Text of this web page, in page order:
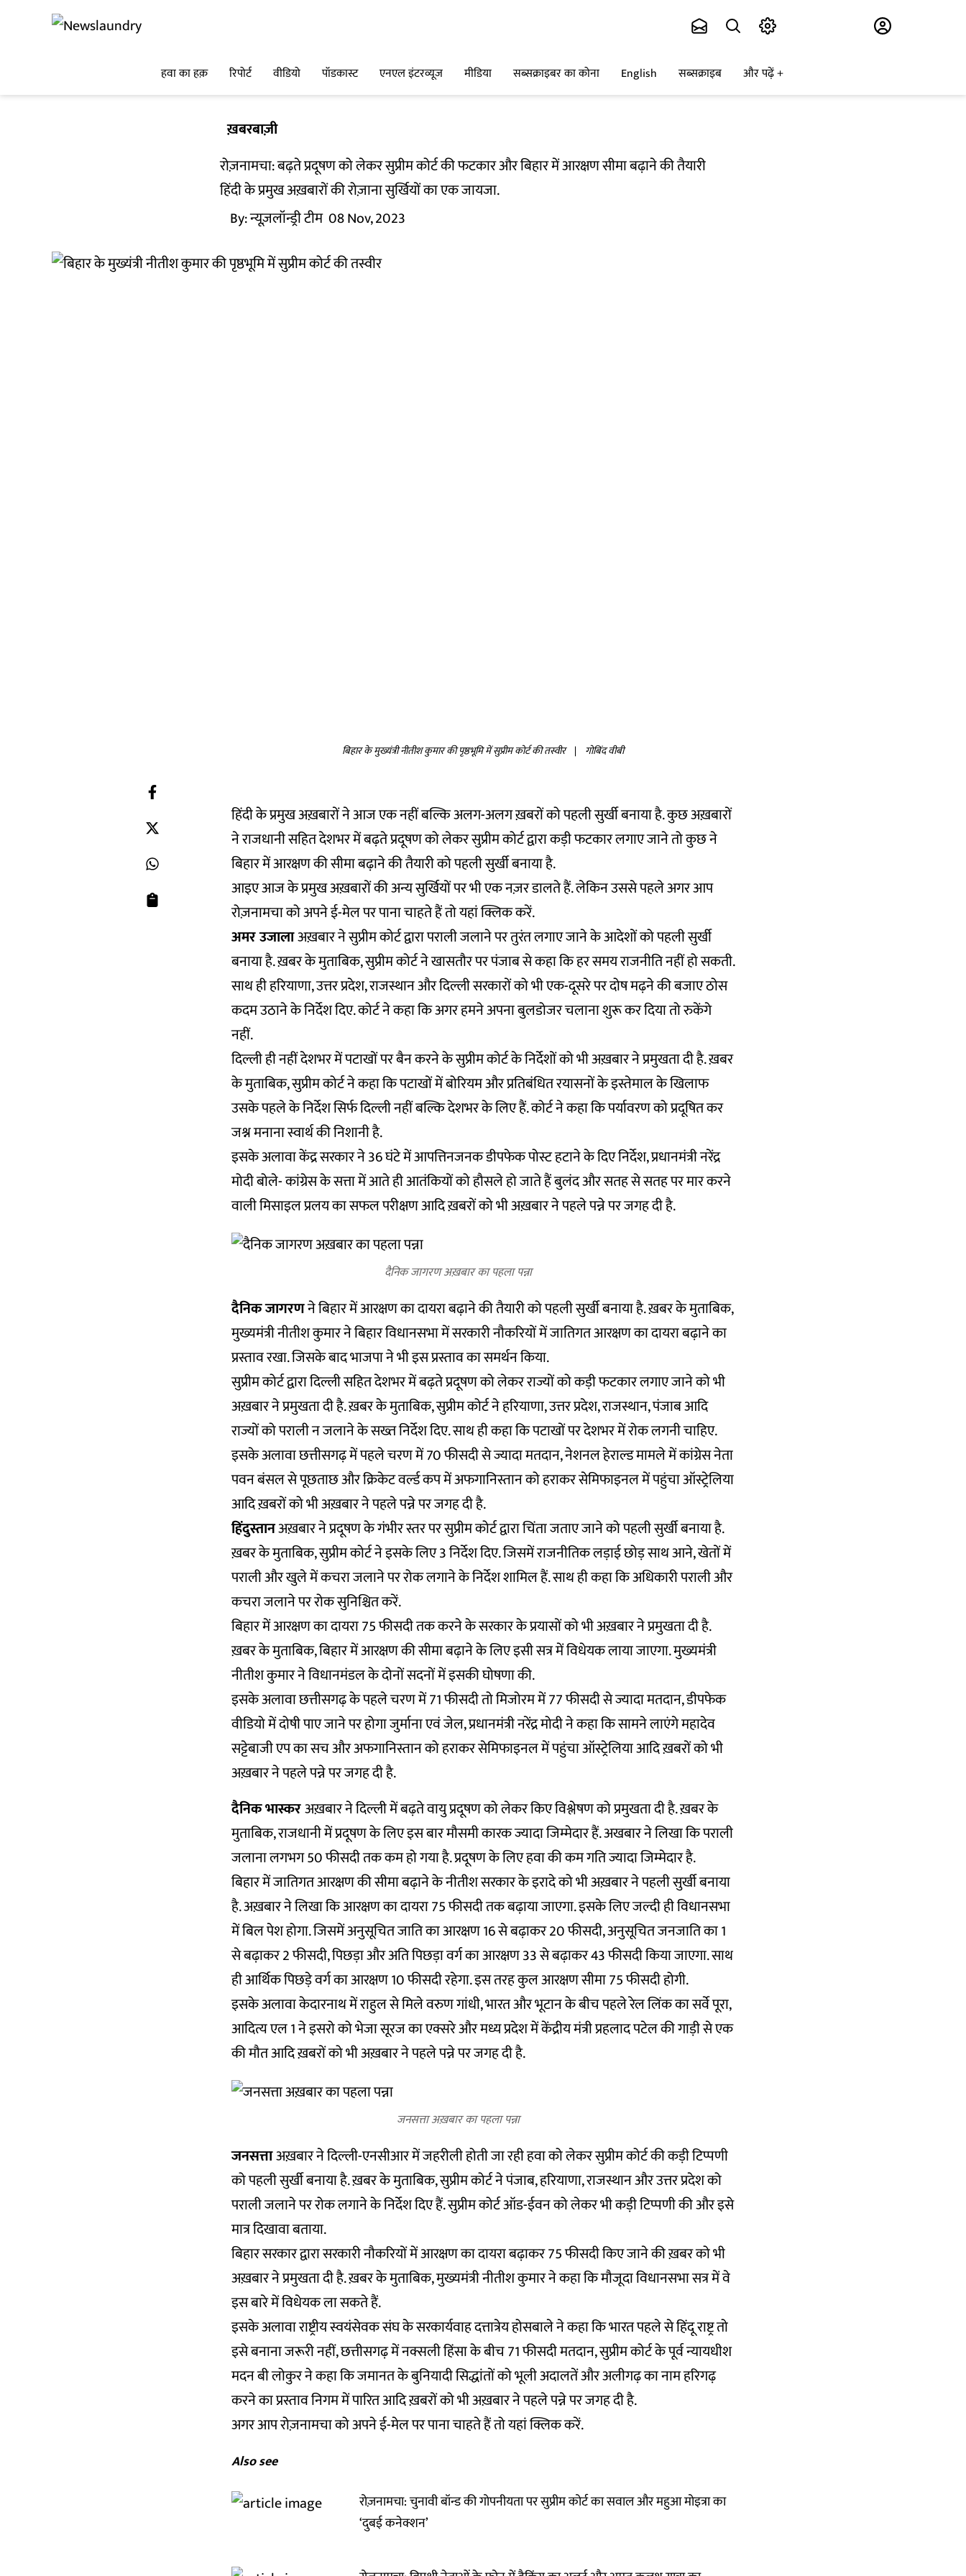
हवा का हक़ रिपोर्ट वीडियो पॉडकास्ट एनएल इंटरव्यूज मीडिया सब्सक्राइबर का कोना English सब्सक्राइब और पढ़ें
ख़बरबाज़ी
रोज़नामचा: बढ़ते प्रदूषण को लेकर सुप्रीम कोर्ट की फटकार और बिहार में आरक्षण सीमा बढ़ाने की तैयारी
हिंदी के प्रमुख अख़बारों की रोज़ाना सुर्खियों का एक जायजा.
By:न्यूज़लॉन्ड्री टीम 08 Nov, 2023
बिहार के मुख्यंत्री नीतीश कुमार की पृष्ठभूमि में सुप्रीम कोर्ट की तस्वीर | गोबिंद वीबी
हिंदी के प्रमुख अख़बारों ने आज एक नहीं बल्कि अलग-अलग ख़बरों को पहली सुर्खी बनाया है. कुछ अख़बारों
ने राजधानी सहित देशभर में बढ़ते प्रदूषण को लेकर सुप्रीम कोर्ट द्वारा कड़ी फटकार लगाए जाने तो कुछ ने
बिहार में आरक्षण की सीमा बढ़ाने की तैयारी को पहली सुर्खी बनाया है.
आइए आज के प्रमुख अख़बारों की अन्य सुर्खियों पर भी एक नज़र डालते हैं. लेकिन उससे पहले अगर आप
रोज़नामचा को अपने ई-मेल पर पाना चाहते हैं तोयहांक्लिक करें.
अमर उजालाअख़बार ने सुप्रीम कोर्ट द्वारा पराली जलाने पर तुरंत लगाए जाने के आदेशों को पहली सुर्खी
बनाया है. ख़बर के मुताबिक, सुप्रीम कोर्ट ने खासतौर पर पंजाब से कहा कि हर समय राजनीति नहीं हो सकती.
साथ ही हरियाणा, उत्तर प्रदेश, राजस्थान और दिल्ली सरकारों को भी एक-दूसरे पर दोष मढ़ने की बजाए ठोस
कदम उठाने के निर्देश दिए. कोर्ट ने कहा कि अगर हमने अपना बुलडोजर चलाना शुरू कर दिया तो रुकेंगे
नहीं.
दिल्ली ही नहीं देशभर में पटाखों पर बैन करने के सुप्रीम कोर्ट के निर्देशों को भी अख़बार ने प्रमुखता दी है. ख़बर
के मुताबिक, सुप्रीम कोर्ट ने कहा कि पटाखों में बोरियम और प्रतिबंधित रयासनों के इस्तेमाल के खिलाफ
उसके पहले के निर्देश सिर्फ दिल्ली नहीं बल्कि देशभर के लिए हैं. कोर्ट ने कहा कि पर्यावरण को प्रदूषित कर
जश्न मनाना स्वार्थ की निशानी है.
इसके अलावा केंद्र सरकार ने 36 घंटे में आपत्तिनजनक डीपफेक पोस्ट हटाने के दिए निर्देश, प्रधानमंत्री नरेंद्र
मोदी बोले- कांग्रेस के सत्ता में आते ही आतंकियों को हौसले हो जाते हैं बुलंद और सतह से सतह पर मार करने
वाली मिसाइल प्रलय का सफल परीक्षण आदि ख़बरों को भी अख़बार ने पहले पन्ने पर जगह दी है.
दैनिक जागरण अख़बार का पहला पन्ना
दैनिक जागरणने बिहार में आरक्षण का दायरा बढ़ाने की तैयारी को पहली सुर्खी बनाया है. ख़बर के मुताबिक,
मुख्यमंत्री नीतीश कुमार ने बिहार विधानसभा में सरकारी नौकरियों में जातिगत आरक्षण का दायरा बढ़ाने का
प्रस्ताव रखा. जिसके बाद भाजपा ने भी इस प्रस्ताव का समर्थन किया.
सुप्रीम कोर्ट द्वारा दिल्ली सहित देशभर में बढ़ते प्रदूषण को लेकर राज्यों को कड़ी फटकार लगाए जाने को भी
अख़बार ने प्रमुखता दी है. ख़बर के मुताबिक, सुप्रीम कोर्ट ने हरियाणा, उत्तर प्रदेश, राजस्थान, पंजाब आदि
राज्यों को पराली न जलाने के सख्त निर्देश दिए. साथ ही कहा कि पटाखों पर देशभर में रोक लगनी चाहिए.
इसके अलावा छत्तीसगढ़ में पहले चरण में 70 फीसदी से ज्यादा मतदान, नेशनल हेराल्ड मामले में कांग्रेस नेता
पवन बंसल से पूछताछ और क्रिकेट वर्ल्ड कप में अफगानिस्तान को हराकर सेमिफाइनल में पहुंचा ऑस्ट्रेलिया
आदि ख़बरों को भी अख़बार ने पहले पन्ने पर जगह दी है.
हिंदुस्तानअख़बार ने प्रदूषण के गंभीर स्तर पर सुप्रीम कोर्ट द्वारा चिंता जताए जाने को पहली सुर्खी बनाया है.
ख़बर के मुताबिक, सुप्रीम कोर्ट ने इसके लिए 3 निर्देश दिए. जिसमें राजनीतिक लड़ाई छोड़ साथ आने, खेतों में
पराली और खुले में कचरा जलाने पर रोक लगाने के निर्देश शामिल हैं. साथ ही कहा कि अधिकारी पराली और
कचरा जलाने पर रोक सुनिश्चित करें.
बिहार में आरक्षण का दायरा 75 फीसदी तक करने के सरकार के प्रयासों को भी अख़बार ने प्रमुखता दी है.
ख़बर के मुताबिक, बिहार में आरक्षण की सीमा बढ़ाने के लिए इसी सत्र में विधेयक लाया जाएगा. मुख्यमंत्री
नीतीश कुमार ने विधानमंडल के दोनों सदनों में इसकी घोषणा की.
इसके अलावा छत्तीसगढ़ के पहले चरण में 71 फीसदी तो मिजोरम में 77 फीसदी से ज्यादा मतदान, डीपफेक
वीडियो में दोषी पाए जाने पर होगा जुर्माना एवं जेल, प्रधानमंत्री नरेंद्र मोदी ने कहा कि सामने लाएंगे महादेव
सट्टेबाजी एप का सच और अफगानिस्तान को हराकर सेमिफाइनल में पहुंचा ऑस्ट्रेलिया आदि ख़बरों को भी
अख़बार ने पहले पन्ने पर जगह दी है.
दैनिक भास्करअख़बार ने दिल्ली में बढ़ते वायु प्रदूषण को लेकर किए विश्लेषण को प्रमुखता दी है. ख़बर के
मुताबिक, राजधानी में प्रदूषण के लिए इस बार मौसमी कारक ज्यादा जिम्मेदार हैं. अखबार ने लिखा कि पराली
जलाना लगभग 50 फीसदी तक कम हो गया है. प्रदूषण के लिए हवा की कम गति ज्यादा जिम्मेदार है.
बिहार में जातिगत आरक्षण की सीमा बढ़ाने के नीतीश सरकार के इरादे को भी अख़बार ने पहली सुर्खी बनाया
है. अख़बार ने लिखा कि आरक्षण का दायरा 75 फीसदी तक बढ़ाया जाएगा. इसके लिए जल्दी ही विधानसभा
में बिल पेश होगा. जिसमें अनुसूचित जाति का आरक्षण 16 से बढ़ाकर 20 फीसदी, अनुसूचित जनजाति का 1
से बढ़ाकर 2 फीसदी, पिछड़ा और अति पिछड़ा वर्ग का आरक्षण 33 से बढ़ाकर 43 फीसदी किया जाएगा. साथ
ही आर्थिक पिछड़े वर्ग का आरक्षण 10 फीसदी रहेगा. इस तरह कुल आरक्षण सीमा 75 फीसदी होगी.
इसके अलावा केदारनाथ में राहुल से मिले वरुण गांधी, भारत और भूटान के बीच पहले रेल लिंक का सर्वे पूरा,
आदित्य एल 1 ने इसरो को भेजा सूरज का एक्सरे और मध्य प्रदेश में केंद्रीय मंत्री प्रहलाद पटेल की गाड़ी से एक
की मौत आदि ख़बरों को भी अख़बार ने पहले पन्ने पर जगह दी है.
जनसत्ता अख़बार का पहला पन्ना
जनसत्ताअख़बार ने दिल्ली-एनसीआर में जहरीली होती जा रही हवा को लेकर सुप्रीम कोर्ट की कड़ी टिप्पणी
को पहली सुर्खी बनाया है. ख़बर के मुताबिक, सुप्रीम कोर्ट ने पंजाब, हरियाणा, राजस्थान और उत्तर प्रदेश को
पराली जलाने पर रोक लगाने के निर्देश दिए हैं. सुप्रीम कोर्ट ऑड-ईवन को लेकर भी कड़ी टिप्पणी की और इसे
मात्र दिखावा बताया.
बिहार सरकार द्वारा सरकारी नौकरियों में आरक्षण का दायरा बढ़ाकर 75 फीसदी किए जाने की ख़बर को भी
अख़बार ने प्रमुखता दी है. ख़बर के मुताबिक, मुख्यमंत्री नीतीश कुमार ने कहा कि मौजूदा विधानसभा सत्र में वे
इस बारे में विधेयक ला सकते हैं.
इसके अलावा राष्ट्रीय स्वयंसेवक संघ के सरकार्यवाह दत्तात्रेय होसबाले ने कहा कि भारत पहले से हिंदू राष्ट्र तो
इसे बनाना जरूरी नहीं, छत्तीसगढ़ में नक्सली हिंसा के बीच 71 फीसदी मतदान, सुप्रीम कोर्ट के पूर्व न्यायधीश
मदन बी लोकुर ने कहा कि जमानत के बुनियादी सिद्धांतों को भूली अदालतें और अलीगढ़ का नाम हरिगढ़
करने का प्रस्ताव निगम में पारित आदि ख़बरों को भी अख़बार ने पहले पन्ने पर जगह दी है.
अगर आप रोज़नामचा को अपने ई-मेल पर पाना चाहते हैं तोयहांक्लिक करें.
Also see
रोज़नामचा: चुनावी बॉन्ड की गोपनीयता पर सुप्रीम कोर्ट का सवाल और महुआ मोइत्रा का
‘दुबई कनेक्शन’